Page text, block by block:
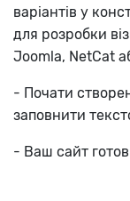
варіантів у
для розробки
Joomla, NetCat
- Почати
заповнити
- Ваш сайт